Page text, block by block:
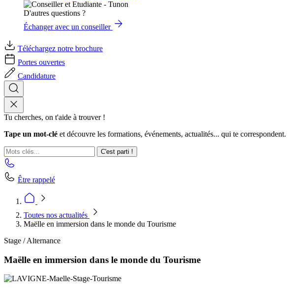
D'autres questions ?
Échanger avec un conseiller
Téléchargez notre brochure
Portes ouvertes
Candidature
Tu cherches, on t'aide à trouver !
Tape un mot-clé et découvre les formations, événements, actualités... qui te correspondent.
C'est parti !
Être rappelé
Toutes nos actualités
Maëlle en immersion dans le monde du Tourisme
Stage / Alternance
Maëlle en immersion dans le monde du Tourisme